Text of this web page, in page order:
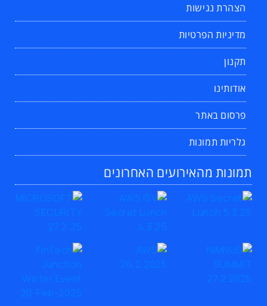
הצהרת נגישות
מדיניות הפרטיות
תקנון
אודותינו
פרסום באתר
גלריות תמונות
תמונות מהאירועים האחרונים